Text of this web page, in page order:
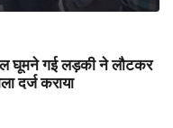
घूमने गई लड़की ने लौटकर
दर्ज कराया